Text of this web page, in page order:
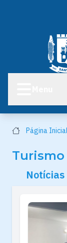
Página Inicial
Turismo
Notícias